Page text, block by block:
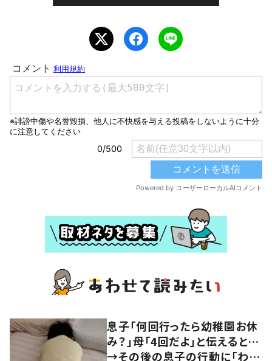
息子「何回行ったら幼稚園お休
み？」母「4回だよ」と伝えると…
→その後の息子の行動に「わか